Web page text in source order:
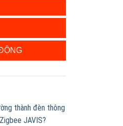
thành đèn thông
JAVIS?